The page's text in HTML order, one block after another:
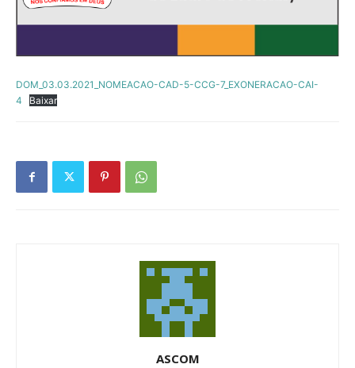
DOM_03.03.2021_NOMEACAO-CAD-5-CCG-7_EXONERACAO-CAI-
4
Baixar
ASCOM